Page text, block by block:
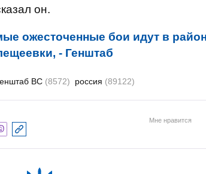
он.
ожесточенные бои идут в
- Генштаб
ВС (8572) россия (89122)
Мне нравится